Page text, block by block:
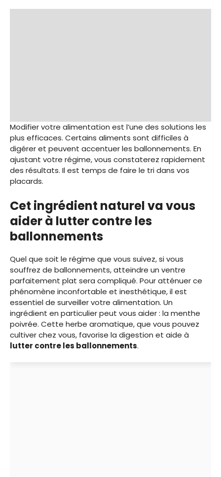
Modifier votre alimentation est l’une des solutions les
plus efficaces. Certains aliments sont difficiles à
digérer et peuvent accentuer les ballonnements. En
ajustant votre régime, vous constaterez rapidement
des résultats. Il est temps de faire le tri dans vos
placards.
Cet ingrédient naturel va vous
aider à lutter contre les
ballonnements
Quel que soit le régime que vous suivez, si vous
souffrez de ballonnements, atteindre un ventre
parfaitement plat sera compliqué. Pour atténuer ce
phénomène inconfortable et inesthétique, il est
essentiel de surveiller votre alimentation. Un
ingrédient en particulier peut vous aider : la menthe
poivrée. Cette herbe aromatique, que vous pouvez
cultiver chez vous, favorise la digestion et aide à
lutter contre les ballonnements.